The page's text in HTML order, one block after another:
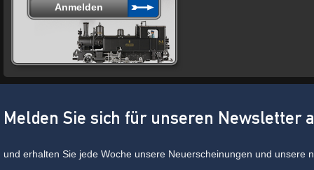
Melden Sie sich für unseren Newsletter
und erhalten Sie jede Woche unsere Neuerscheinungen und unsere